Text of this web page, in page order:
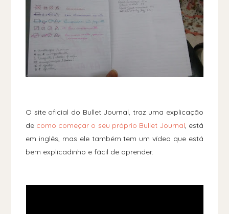
O site oficial do Bullet Journal, traz uma explicação
de como começar o seu próprio Bullet Journal, está
em inglês, mas ele também tem um vídeo que está
bem explicadinho e fácil de aprender.